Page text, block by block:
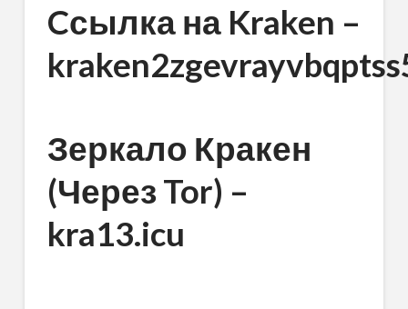
Cсылка на Kraken –
Зеркало Кракен
(Через Tor) –
kra13.icu